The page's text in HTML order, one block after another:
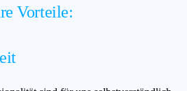
Vorteile: